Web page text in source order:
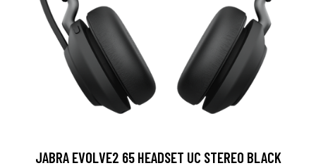
JABRA EVOLVE2 65 HEADSET UC STEREO BLACK